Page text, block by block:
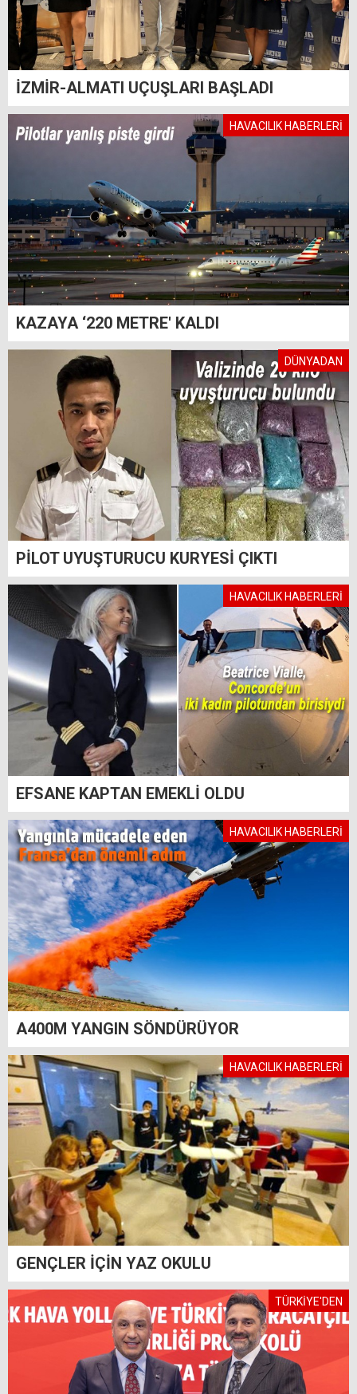
İZMİR-ALMATI UÇUŞLARI BAŞLADI
HAVACILIK HABERLERİ
KAZAYA ‘220 METRE' KALDI
DÜNYADAN
PİLOT UYUŞTURUCU KURYESİ ÇIKTI
HAVACILIK HABERLERİ
EFSANE KAPTAN EMEKLİ OLDU
HAVACILIK HABERLERİ
A400M YANGIN SÖNDÜRÜYOR
HAVACILIK HABERLERİ
GENÇLER İÇİN YAZ OKULU
TÜRKİYE'DEN